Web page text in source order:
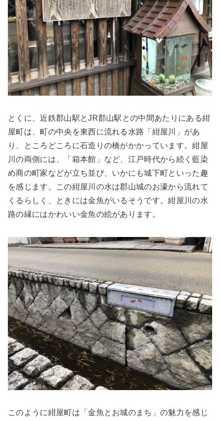
とくに、近鉄郡山駅とJR郡山駅との中間あたりにある紺
屋町は、町の中央を東西に流れる水路「紺屋川」があ
り、ところどころに石造りの橋がかかっています。紺屋
川の両側には、「箱本館」など、江戸時代から続く藍染
め商の町家などが立ち並び、いかにも城下町といった趣
を感じます。この紺屋川の水は郡山城のお濠から流れて
くるらしく、ときには金魚がいるそうです。紺屋川の水
路の縁にはかわいい金魚の絵があります。
このように紺屋町は「金魚とお城のまち」の魅力を感じ